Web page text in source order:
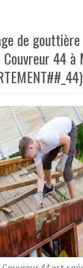
de
44 à